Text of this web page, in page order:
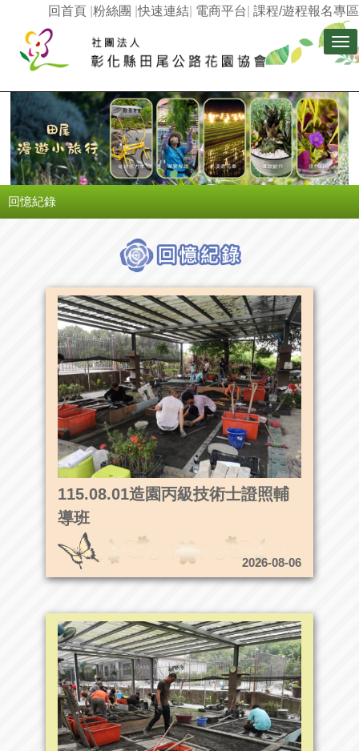
課程/遊程報名專區
電商平台
快速連結
粉絲團 |
回首頁
回憶紀錄
115.08.01造園丙級技術士證照輔
導班
2026-08-06